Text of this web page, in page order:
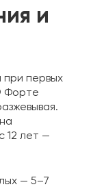
и
первых
Форте
12 лет —
— 5–7